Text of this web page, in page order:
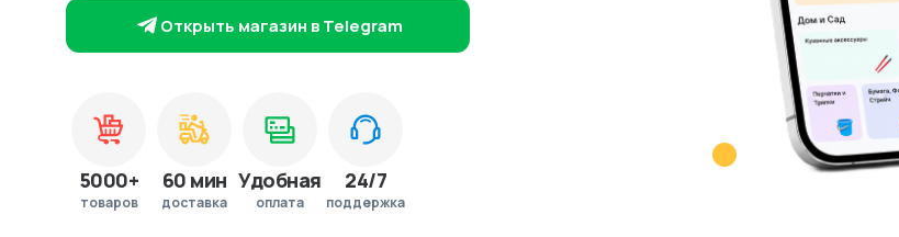
Открыть магазин в Telegram
5000+
товаров
60 мин
доставка
Удобная
оплата
24/7
поддержка